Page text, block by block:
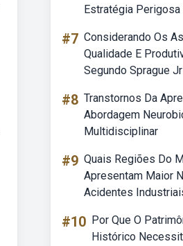
Estratégia Perigosa
#7 Considerando Os
Qualidade E
Segundo Sprague Jr
#8 Transtornos Da
Abordagem
Multidisciplinar
#9 Quais Regiões Do
Apresentam Maior
Acidentes
#10 Por Que O
Histórico